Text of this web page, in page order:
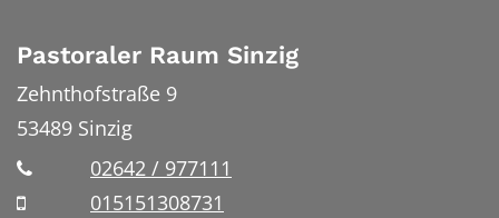
Pastoraler Raum Sinzig
Zehnthofstraße 9
53489 Sinzig
02642 / 977111
015151308731